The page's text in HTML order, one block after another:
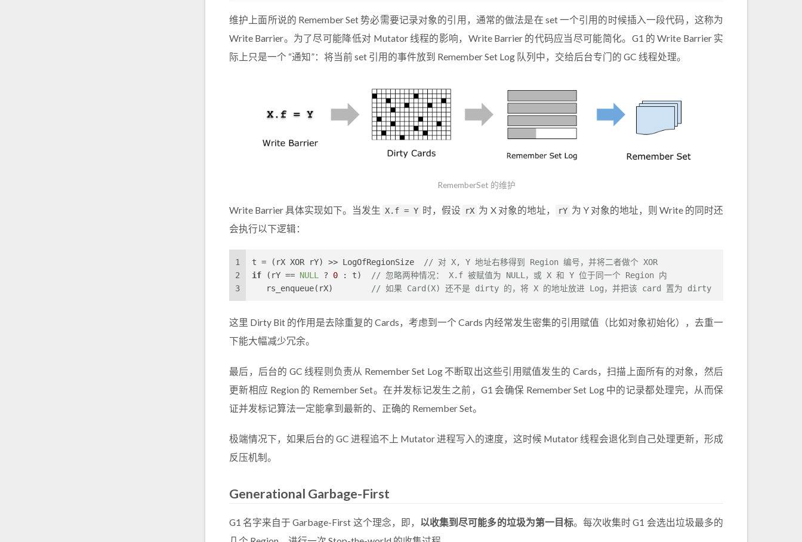
维护上面所说的 Remember Set 势必需要记录对象的引用，通常的做法是在 set 一个引用的时候插入一段代码，这称为
Write Barrier。为了尽可能降低对 Mutator 线程的影响，Write Barrier 的代码应当尽可能简化。G1 的 Write Barrier 实
际上只是一个 “通知”：将当前 set 引用的事件放到 Remember Set Log 队列中，交给后台专门的 GC 线程处理。
RememberSet 的维护
Write Barrier 具体实现如下。当发生 X.f = Y 时，假设 rX 为 X 对象的地址， rY 为 Y 对象的地址，则 Write 的同时还
会执行以下逻辑：
1
2
3
t = (rX XOR rY) >> LogOfRegionSize
// 对 X, Y 地址右移得到 Region 编号，并将二者做个 XOR
if (rY == NULL ? 0 : t)
// 忽略两种情况： X.f 被赋值为 NULL，或 X 和 Y 位于同一个 Region 内
   rs_enqueue(rX)
// 如果 Card(X) 还不是 dirty 的，将 X 的地址放进 Log，并把该 card 置为 dirty
这里 Dirty Bit 的作用是去除重复的 Cards，考虑到一个 Cards 内经常发生密集的引用赋值（比如对象初始化），去重一
下能大幅减少冗余。
最后，后台的 GC 线程则负责从 Remember Set Log 不断取出这些引用赋值发生的 Cards，扫描上面所有的对象，然后
更新相应 Region 的 Remember Set。在并发标记发生之前，G1 会确保 Remember Set Log 中的记录都处理完，从而保
证并发标记算法一定能拿到最新的、正确的 Remember Set。
极端情况下，如果后台的 GC 进程追不上 Mutator 进程写入的速度，这时候 Mutator 线程会退化到自己处理更新，形成
反压机制。
Generational Garbage-First
G1 名字来自于 Garbage-First 这个理念，即， 以收集到尽可能多的垃圾为第一目标。每次收集时 G1 会选出垃圾最多的